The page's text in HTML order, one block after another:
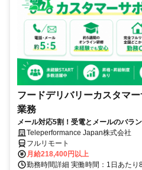
フードデリバリーカスタマ
業務
メール対応5割！受電とメールのバラ
Teleperformance Japan株式会社
フルリモート
月給218,400円以上
勤務時間詳細 実働時間：1日あた